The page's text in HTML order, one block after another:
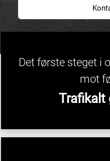
Det første steget i
mot
Trafikalt